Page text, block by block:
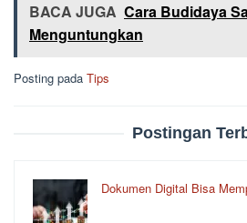
BACA JUGA Cara Budidaya
Menguntungkan
Posting pada Tips
Postingan
Dokumen Digital Bisa